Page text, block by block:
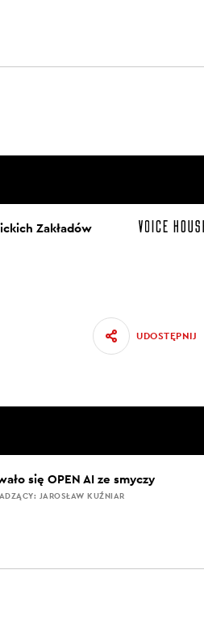
Zakładów
UDOSTĘPNIJ
się OPEN AI ze smyczy
JAROSŁAW KUŹNIAR